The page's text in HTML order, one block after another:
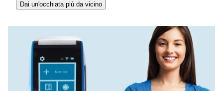
Dai un'occhiata più da vicino